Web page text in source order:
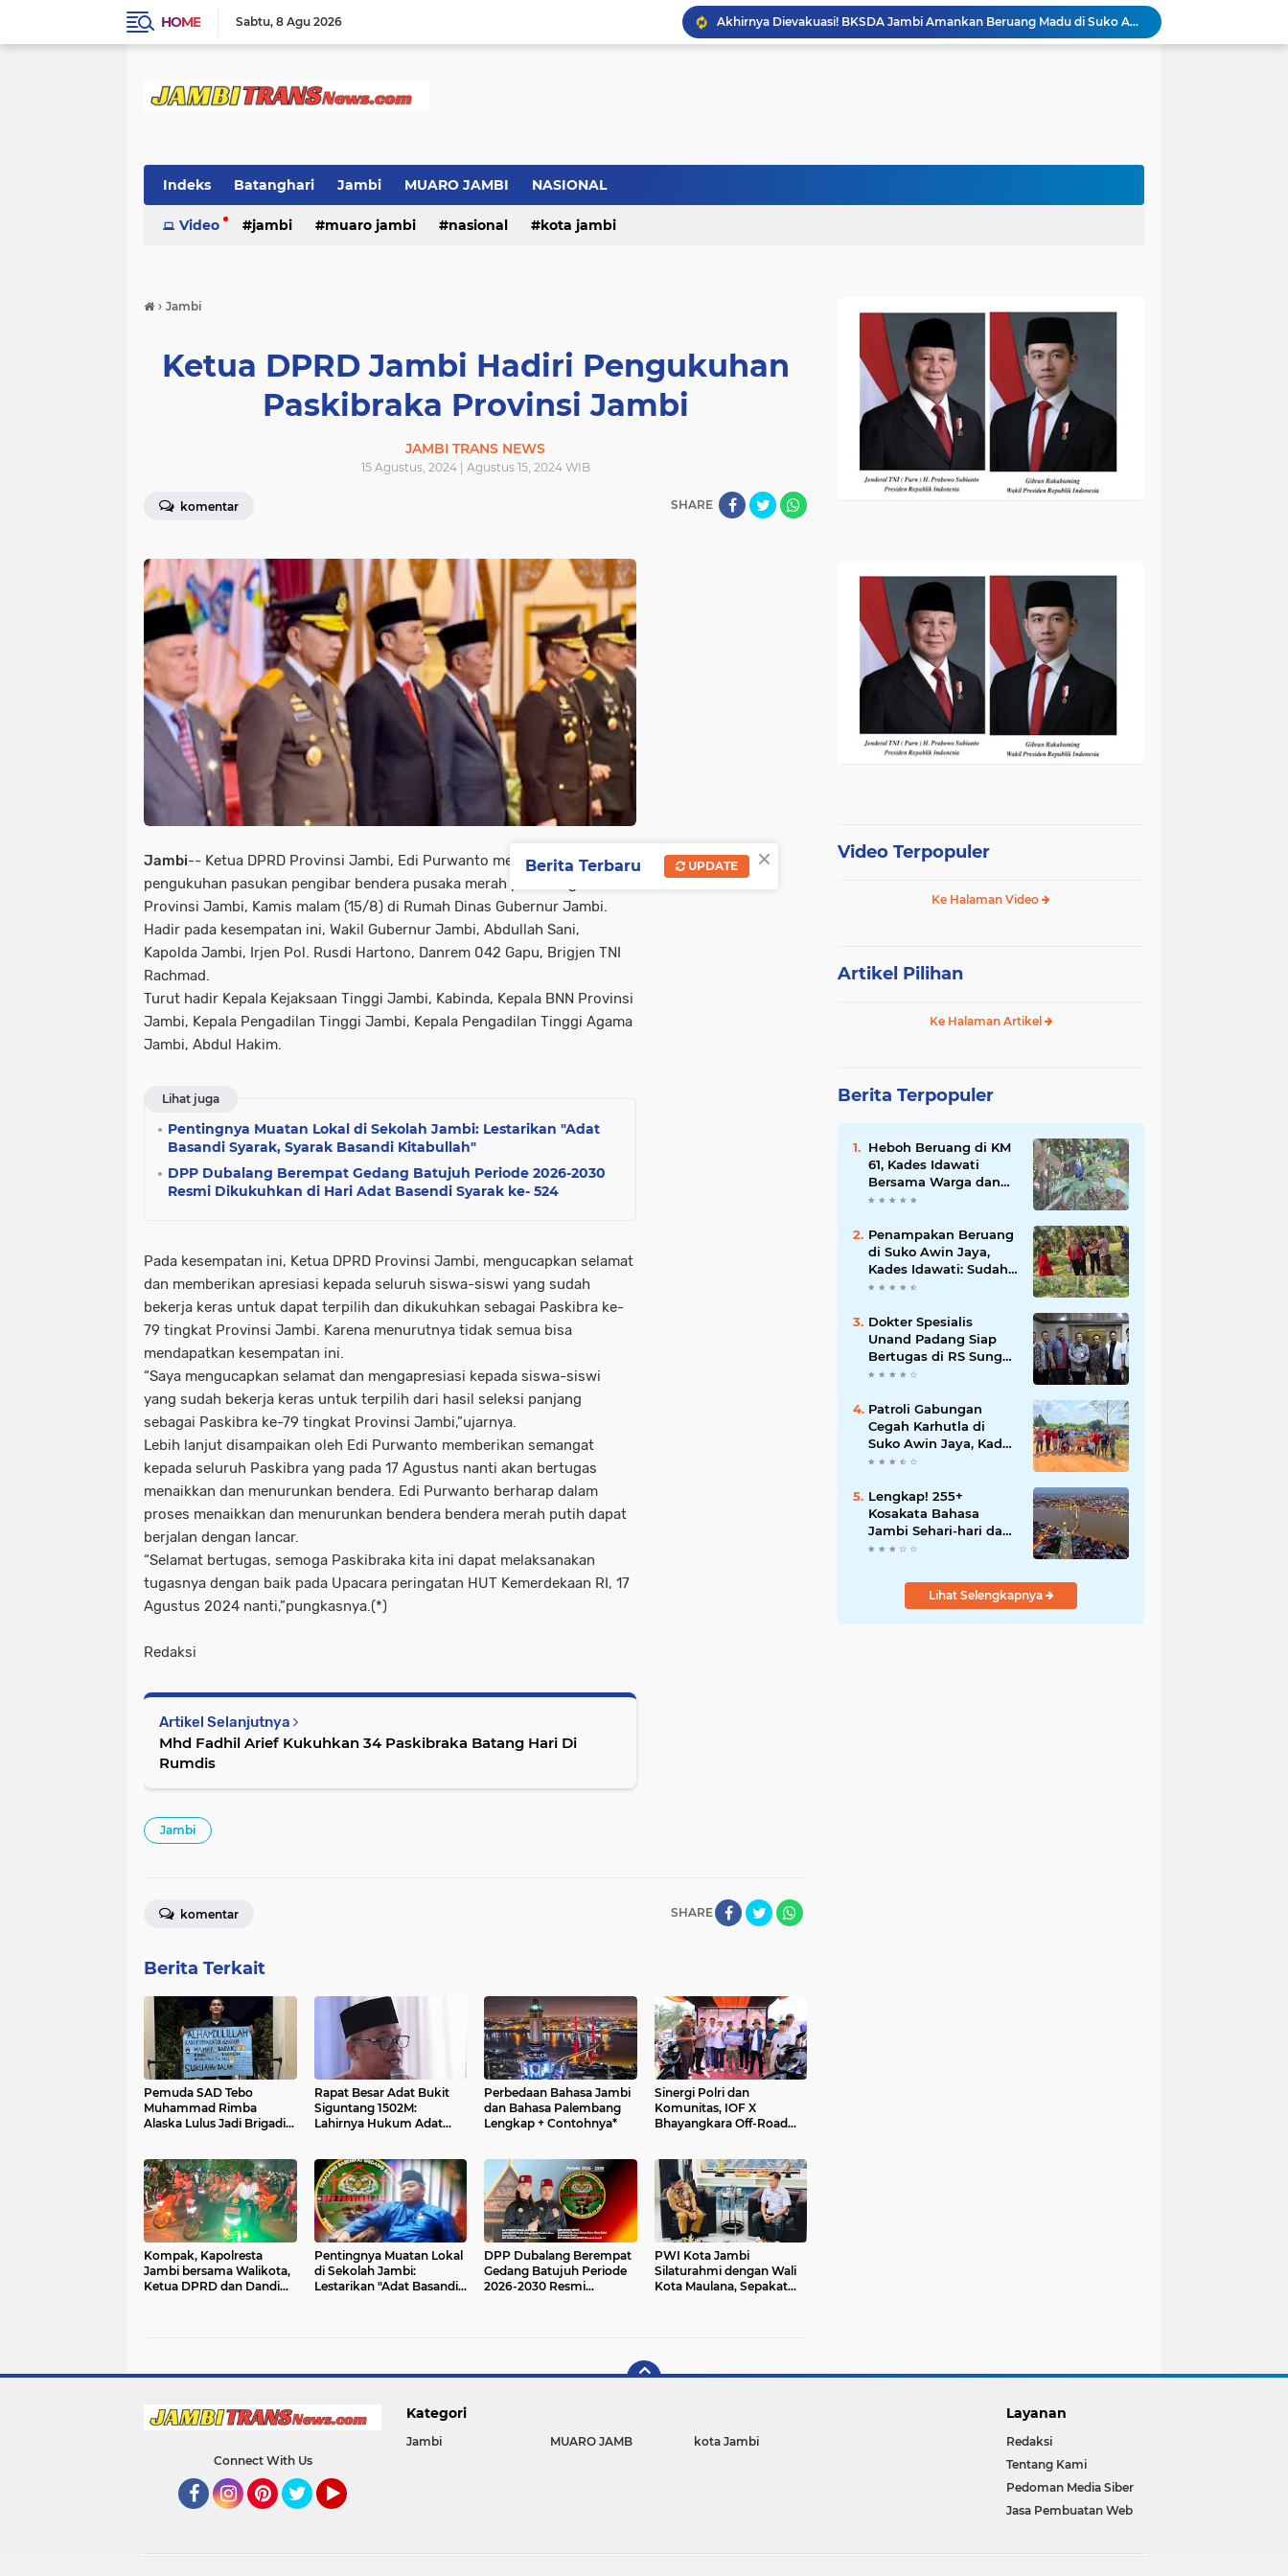
HOME Sabtu 8 Agu 2026
Akhirnya Dievakuasi! BKSDA Jambi Amankan Beruang Madu di Suko Awin Jaya
Penampakan Beruang di Suko Awin Jaya, Kades Idawati: Sudah Lapor BKSDA Jambi
Warga Panca Bakti Lega, Cincin Nyangkut di Jari Berhasil Dilepas Damkar Sungai Bahar`
Indeks Batanghari Jambi MUARO JAMBI NASIONAL
Video jambi muaro jambi nasional kota jambi
› Jambi
Ketua DPRD Jambi Hadiri Pengukuhan
Paskibraka Provinsi Jambi
JAMBI TRANS NEWS
15 Agustus, 2024 | Agustus 15, 2024 WIB
komentar SHARE
Jambi-- Ketua DPRD Provinsi Jambi, Edi Purwanto menghadiri
pengukuhan pasukan pengibar bendera pusaka merah putih tingkat
Provinsi Jambi, Kamis malam (15/8) di Rumah Dinas Gubernur Jambi.
Hadir pada kesempatan ini, Wakil Gubernur Jambi, Abdullah Sani,
Kapolda Jambi, Irjen Pol. Rusdi Hartono, Danrem 042 Gapu, Brigjen TNI
Rachmad.
Turut hadir Kepala Kejaksaan Tinggi Jambi, Kabinda, Kepala BNN Provinsi
Jambi, Kepala Pengadilan Tinggi Jambi, Kepala Pengadilan Tinggi Agama
Jambi, Abdul Hakim.
Lihat juga
Pentingnya Muatan Lokal di Sekolah Jambi: Lestarikan "Adat
Basandi Syarak, Syarak Basandi Kitabullah"
DPP Dubalang Berempat Gedang Batujuh Periode 2026-2030
Resmi Dikukuhkan di Hari Adat Basendi Syarak ke- 524
Pada kesempatan ini, Ketua DPRD Provinsi Jambi, mengucapkan selamat
dan memberikan apresiasi kepada seluruh siswa-siswi yang sudah
bekerja keras untuk dapat terpilih dan dikukuhkan sebagai Paskibra ke-
79 tingkat Provinsi Jambi. Karena menurutnya tidak semua bisa
mendapatkan kesempatan ini.
“Saya mengucapkan selamat dan mengapresiasi kepada siswa-siswi
yang sudah bekerja keras untuk terpilih dari hasil seleksi panjang
sebagai Paskibra ke-79 tingkat Provinsi Jambi,”ujarnya.
Lebih lanjut disampaikan oleh Edi Purwanto memberikan semangat
kepada seluruh Paskibra yang pada 17 Agustus nanti akan bertugas
menaikkan dan menurunkan bendera. Edi Purwanto berharap dalam
proses menaikkan dan menurunkan bendera bendera merah putih dapat
berjalan dengan lancar.
“Selamat bertugas, semoga Paskibraka kita ini dapat melaksanakan
tugasnya dengan baik pada Upacara peringatan HUT Kemerdekaan RI, 17
Agustus 2024 nanti,”pungkasnya.(*)
Redaksi
Artikel Selanjutnya
Mhd Fadhil Arief Kukuhkan 34 Paskibraka Batang Hari Di
Rumdis
Jambi
SHARE
komentar
Berita Terkait
Pemuda SAD Tebo
Muhammad Rimba
Alaska Lulus Jadi Brigadir
Rapat Besar Adat Bukit
Siguntang 1502M:
Lahirnya Hukum Adat
Perbedaan Bahasa Jambi
dan Bahasa Palembang
Lengkap + Contohnya*
Sinergi Polri dan
Komunitas, IOF X
Bhayangkara Off-Road
Kompak, Kapolresta
Jambi bersama Walikota,
Ketua DPRD dan Dandim
Pentingnya Muatan Lokal
di Sekolah Jambi:
Lestarikan "Adat Basandi
DPP Dubalang Berempat
Gedang Batujuh Periode
2026-2030 Resmi
PWI Kota Jambi
Silaturahmi dengan Wali
Kota Maulana, Sepakat
Video Terpopuler
Ke Halaman Video
Artikel Pilihan
Ke Halaman Artikel
Berita Terpopuler
Heboh Beruang di KM
61, Kades Idawati
Bersama Warga dan
BPD Turun Langsung
Penampakan Beruang
di Suko Awin Jaya,
Kades Idawati: Sudah
Lapor BKSDA Jambi
Dokter Spesialis
Unand Padang Siap
Bertugas di RS Sungai
Bahar, Bupati BBS
Patroli Gabungan
Cegah Karhutla di
Suko Awin Jaya, Kades
Idawati Gandeng PT
Lengkap! 255+
Kosakata Bahasa
Jambi Sehari-hari dan
Artinya
Lihat Selengkapnya
Connect With Us
Kategori
Jambi MUARO JAMB kota Jambi
Layanan
Redaksi
Tentang Kami
Pedoman Media Siber
Jasa Pembuatan Web
×
Berita Terbaru UPDATE